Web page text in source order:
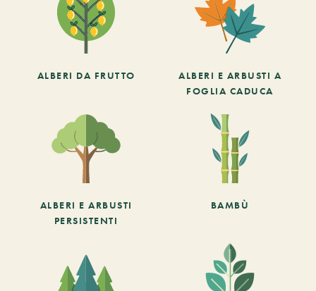
ALBERI DA FRUTTO
ALBERI E ARBUSTI A
FOGLIA CADUCA
ALBERI E ARBUSTI
PERSISTENTI
BAMBÙ